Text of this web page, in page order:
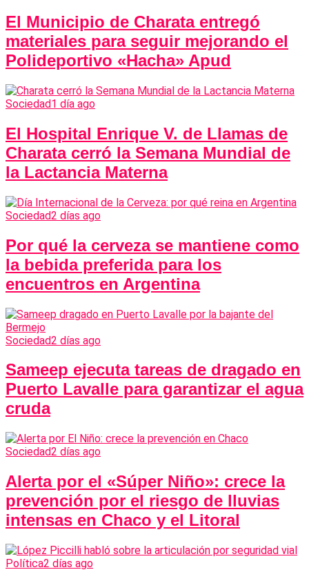
El Municipio de Charata entregó
materiales para seguir mejorando el
Polideportivo «Hacha» Apud
Sociedad1 día ago
El Hospital Enrique V. de Llamas de
Charata cerró la Semana Mundial de
la Lactancia Materna
Sociedad2 días ago
Por qué la cerveza se mantiene como
la bebida preferida para los
encuentros en Argentina
Sociedad2 días ago
Sameep ejecuta tareas de dragado en
Puerto Lavalle para garantizar el agua
cruda
Sociedad2 días ago
Alerta por el «Súper Niño»: crece la
prevención por el riesgo de lluvias
intensas en Chaco y el Litoral
Política2 días ago